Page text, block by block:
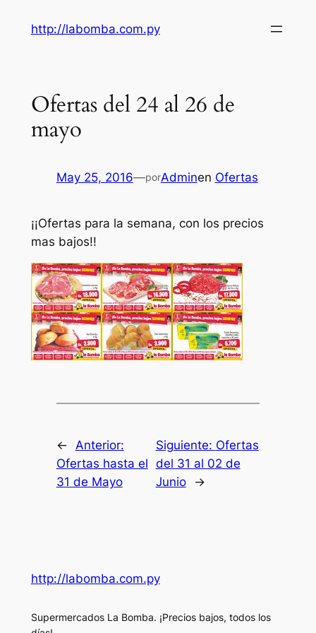
http://labomba.com.py
Ofertas del 24 al 26 de
mayo
May 25, 2016—porAdminen Ofertas
¡¡Ofertas para la semana, con los precios
mas bajos!!
← Anterior:
Ofertas hasta el
31 de Mayo
Siguiente: Ofertas
del 31 al 02 de
Junio
→
http://labomba.com.py
Supermercados La Bomba. ¡Precios bajos, todos los